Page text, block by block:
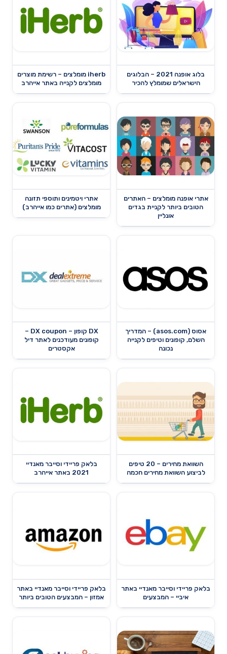
בלוג אופנה 2021 – הבלוגים
הישראלים שמומלץ להכיר
iherb מומלצים – רשימת מוצרים
מומלצים לקנייה באתר אייהרב
אתרי אופנה מומלצים – האתרים
הטובים ביותר לקניית בגדים
אונליין
אתרי ויטמינים ותוספי תזונה
מומלצים (אתרים כמו אייהרב)
אסוס (asos.com) – המדריך
השלם, קופונים וטיפים לקנייה
נכונה
DX קופון – DX coupon –
קופונים מעודכנים לאתר דיל
אקסטרים
השוואת מחירים – 20 טיפים
לביצוע השוואת מחירים חכמה
בלאק פריידי וסייבר מאנדיי
2021 באתר אייהרב
בלאק פריידי וסייבר מאנדיי באתר
איביי – המבצעים
בלאק פריידי וסייבר מאנדיי באתר
אמזון – המבצעים הטובים ביותר